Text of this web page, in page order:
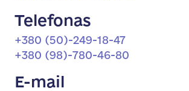
Telefonas
+380 (50)-249-18-47
+380 (98)-780-46-80
E-mail